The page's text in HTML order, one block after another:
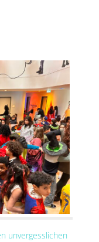
unvergesslichen